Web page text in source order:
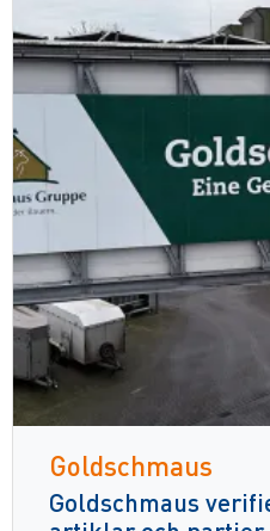
Goldschmaus
Goldschmaus